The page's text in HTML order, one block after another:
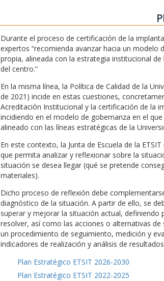
Durante el proceso de certificación de la
expertos “recomienda avanzar hacia un modelo
propia, alineada con la estrategia institucional
del centro.”
En la misma línea, la Política de Calidad de la
de 2021) incide en estas cuestiones,
Acreditación Institucional y la certificación de la
incidiendo en el modelo de gobernanza en el
alineado con las líneas estratégicas de la
En este contexto, la Junta de Escuela de la
que permita analizar y reflexionar sobre la
situación se desea llegar (qué se pretende
materiales).
Dicho proceso de reflexión debe
diagnóstico de la situación. A partir de ello, se
superar y mejorar la situación actual,
resolver, así como las acciones o alternativas
un procedimiento de seguimiento, medición y
indicadores de realización y análisis de
Plan Estratégico ETSIT 2026-2030
Plan Estratégico ETSIT 2022-2025